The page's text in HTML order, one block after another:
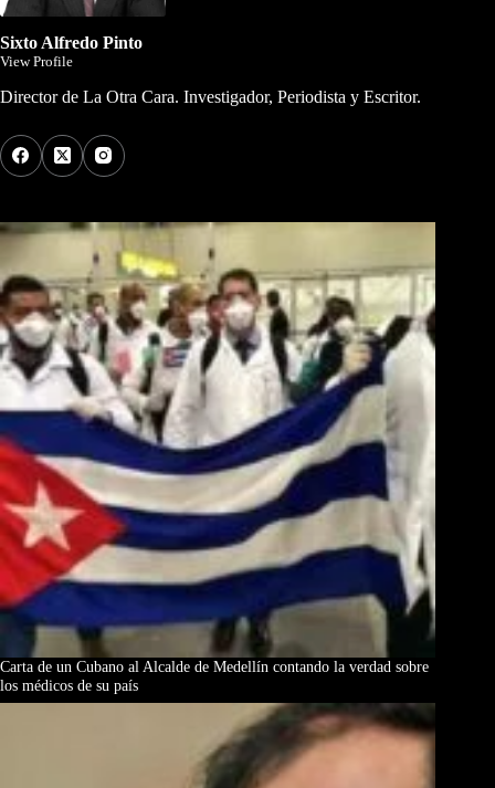
Sixto Alfredo Pinto
View Profile
Director de La Otra Cara. Investigador, Periodista y Escritor.
Carta de un Cubano al Alcalde de Medellín contando la verdad sobre
los médicos de su país